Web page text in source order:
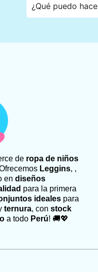
¿Qué puedo
de ropa de niños
Leggins, ,
en diseños
para la primera
ideales para
ternura, con stock
a todo Perú! 🚚💖